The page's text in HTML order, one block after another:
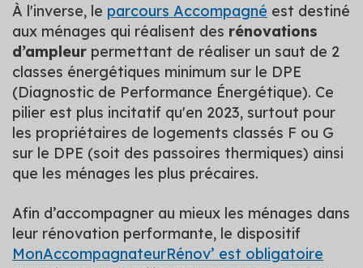
À l'inverse, le parcours Accompagné est destiné
aux ménages qui réalisent des rénovations
d’ampleur permettant de réaliser un saut de 2
classes énergétiques minimum sur le DPE
(Diagnostic de Performance Énergétique). Ce
pilier est plus incitatif qu'en 2023, surtout pour
les propriétaires de logements classés F ou G
sur le DPE (soit des passoires thermiques) ainsi
que les ménages les plus précaires.
Afin d’accompagner au mieux les ménages dans
leur rénovation performante, le dispositif
MonAccompagnateurRénov’ est obligatoire